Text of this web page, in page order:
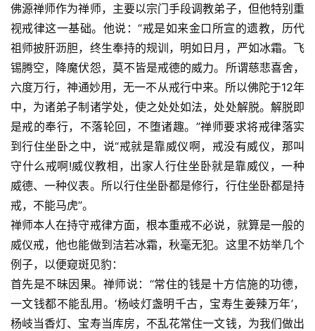
佛源禅师作为禅师，主要以宗门手段调教弟子，但他特别重
视戒律这一基础。他说：“戒是如来金口所宣的遗教，历代
祖师披肝沥胆，终生奉持的规训，明如日月，严如冰霜。飞
锡腾空，降魔伏怨，莫不皆是戒德的威力。所谓慈悲喜舍，
六度万行，神通妙用，无一不从戒行中来。所以佛陀于12年
中，为诸弟子制诸学处，使之处处如法，处处解脱。解脱即
是戒的奉行，不落轮回，不堕诸趣。”禅师要求将戒律落实
到行住坐卧之中，说“戒就是靠威仪啊，戒没有威仪，那叫
守什么戒啊!威仪教相，出家人行住坐卧就是靠威仪，一种
威德、一种仪表。所以行住坐卧都是修行，行住坐卧都是持
戒，不能马虎”。
禅师本人在持守戒律方面，根本重戒不必说，就算是一般的
威仪戒，他也能做到洁若冰霜，秋毫无犯。这里不妨举几个
例子，以便窥斑见豹：
首先是不昧因果。禅师说：“常住的钱是十方信施的功德，
一文钱都不能乱用。‘杨岐灯盏明千古，宝寿生姜辣万年’，
杨岐当香灯、宝寿当库房，不乱花常住一文钱，为我们做出